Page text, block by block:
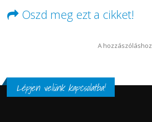
Oszd meg ezt a cikket!
A hozzászóláshoz
Lépjen velünk kapcsolatba!